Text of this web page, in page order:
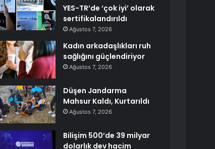
YES-TR’de ‘çok iyi’ olarak
sertifikalandırıldı
Ağustos 7, 2026
Kadın arkadaşlıkları ruh
sağlığını güçlendiriyor
Ağustos 7, 2026
Düşen Jandarma
Mahsur Kaldı, Kurtarıldı
Ağustos 7, 2026
Bilişim 500’de 39 milyar
dolarlık dev hacim